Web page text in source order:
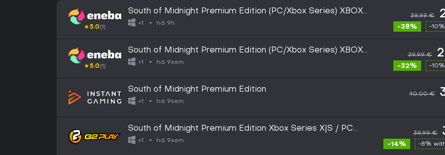
★5.0(1)
South of Midnight Premium Edition (PC/Xbox Series) XBOX
LIVE Key EUROPE
+1 há 9h
39,99 €
-38% -
★5.0(1)
South of Midnight Premium Edition (PC/Xbox Series) XBOX
LIVE Key GLOBAL
+1 há 9sem
39,99 €
-32% -
South of Midnight Premium Edition
+1 há 9sem
40,00 €
South of Midnight Premium Edition Xbox Series X|S / PC
CD Key
+1 há 9sem
39,99 €
-14% -8%